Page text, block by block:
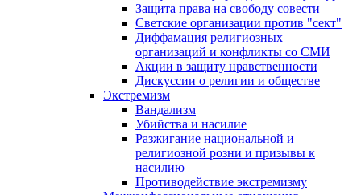
Защита права на свободу совести
Светские организации против "сект"
Диффамация религиозных
организаций и конфликты со СМИ
Акции в защиту нравственности
Дискуссии о религии и обществе
Экстремизм
Вандализм
Убийства и насилие
Разжигание национальной и
религиозной розни и призывы к
насилию
Противодействие экстремизму